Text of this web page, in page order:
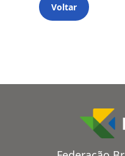
Voltar